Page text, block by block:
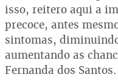
isso, reitero aqui a
precoce, antes
sintomas,
aumentando as
Fernanda dos Santos.